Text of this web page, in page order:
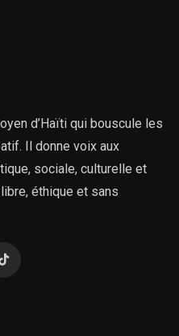
d’Haïti qui bouscule les
Il donne voix aux
sociale, culturelle et
éthique et sans